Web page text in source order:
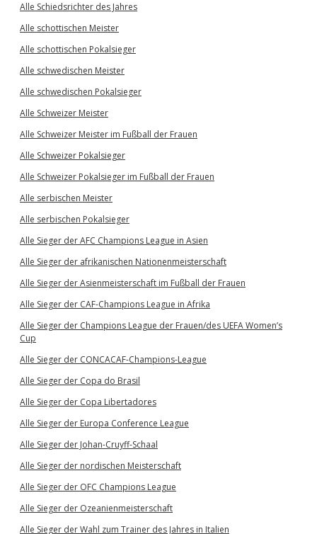
Alle Schiedsrichter des Jahres
Alle schottischen Meister
Alle schottischen Pokalsieger
Alle schwedischen Meister
Alle schwedischen Pokalsieger
Alle Schweizer Meister
Alle Schweizer Meister im Fußball der Frauen
Alle Schweizer Pokalsieger
Alle Schweizer Pokalsieger im Fußball der Frauen
Alle serbischen Meister
Alle serbischen Pokalsieger
Alle Sieger der AFC Champions League in Asien
Alle Sieger der afrikanischen Nationenmeisterschaft
Alle Sieger der Asienmeisterschaft im Fußball der Frauen
Alle Sieger der CAF-Champions League in Afrika
Alle Sieger der Champions League der Frauen/des UEFA Women’s
Cup
Alle Sieger der CONCACAF-Champions-League
Alle Sieger der Copa do Brasil
Alle Sieger der Copa Libertadores
Alle Sieger der Europa Conference League
Alle Sieger der Johan-Cruyff-Schaal
Alle Sieger der nordischen Meisterschaft
Alle Sieger der OFC Champions League
Alle Sieger der Ozeanienmeisterschaft
Alle Sieger der Wahl zum Trainer des Jahres in Italien